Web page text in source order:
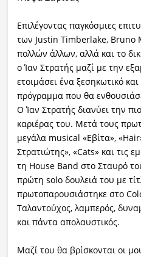
Επιλέγοντας παγκόσμιες
των Justin Timberlake, Bruno
πολλών άλλων, αλλά και το
o Ίαν Στρατής μαζί με την
ετοιμάσει ένα ξεσηκωτικό
πρόγραμμα που θα
Ο Ίαν Στρατής διανύει την
καριέρας του. Μετά τους
μεγάλα musical «Εβίτα»,
Στρατιώτης», «Cats» και τις
τη House Band στο Σταυρό
πρώτη solo δουλειά του με
πρωτοπαρουσιάστηκε στο
Ταλαντούχος, λαμπερός,
και πάντα απολαυστικός.
Μαζί του θα βρίσκονται οι